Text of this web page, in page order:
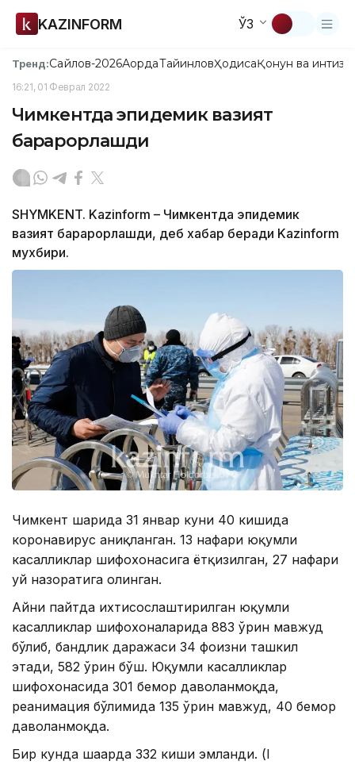
KAZINFORM ЎЗ
Тренд:Сайлов-2026АқордаТайинловҲодисаҚонун ва
16:21, 01 Феврал 2022
Чимкентда эпидемик вазият
барқарорлашди
SHYMKENT. Kazinform – Чимкентда эпидемик
вазият барқарорлашди, деб хабар беради Kazinform
мухбири.
Чимкент шаҳрида 31 январ куни 40 кишида
коронавирус аниқланган. 13 нафари юқумли
касалликлар шифохонасига ётқизилган, 27 нафари
уй назоратига олинган.
Айни пайтда ихтисослаштирилган юқумли
касалликлар шифохоналарида 883 ўрин мавжуд
бўлиб, бандлик даражаси 34 фоизни ташкил
этади, 582 ўрин бўш. Юқумли касалликлар
шифохонасида 301 бемор даволанмоқда,
реанимация бўлимида 135 ўрин мавжуд, 40 бемор
даволанмоқда.
Бир кунда шаҳарда 332 киши эмланди. (I